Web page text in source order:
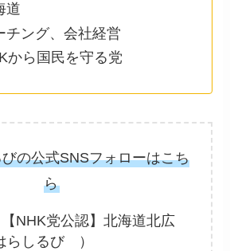
道
チング、会社経営
から国民を守る党
の公式SNSフォローはこち
ら
NHK党公認】北海道北広
らしるび ）